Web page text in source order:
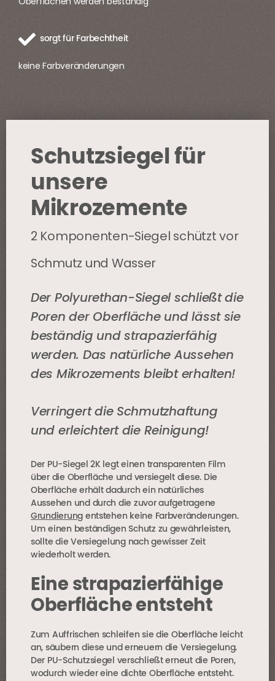
sorgt für Farbechtheit
keine Farbveränderungen
Schutzsiegel für
unsere
Mikrozemente
2 Komponenten-Siegel schützt vor
Schmutz und Wasser
Der Polyurethan-Siegel schließt die
Poren der Oberfläche und lässt sie
beständig und strapazierfähig
werden. Das natürliche Aussehen
des Mikrozements bleibt erhalten!
Verringert die Schmutzhaftung
und erleichtert die Reinigung!
Der PU-Siegel 2K legt einen transparenten Film
über die Oberfläche und versiegelt diese. Die
Oberfläche erhält dadurch ein natürliches
Aussehen und durch die zuvor aufgetragene
Grundierung entstehen keine Farbveränderungen.
Um einen beständigen Schutz zu gewährleisten,
sollte die Versiegelung nach gewisser Zeit
wiederholt werden.
Eine strapazierfähige
Oberfläche entsteht
Zum Auffrischen schleifen sie die Oberfläche leicht
an, säubern diese und erneuern die Versiegelung.
Der PU-Schutzsiegel verschließt erneut die Poren,
wodurch wieder eine dichte Oberfläche entsteht.